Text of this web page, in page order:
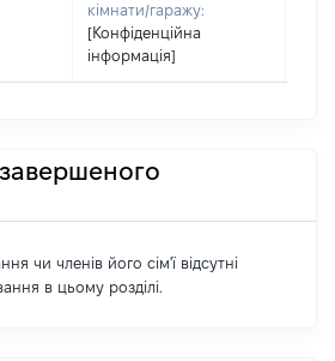
кімнати/гаражу:
[Конфіденційна
інформація]
чи членів його сім'ї відсутні
в цьому розділі.